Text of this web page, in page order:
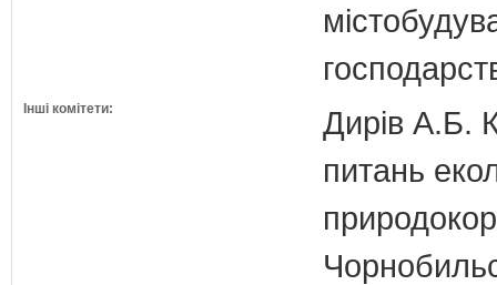
Інші комітети:
Дирів А.Б.
питань